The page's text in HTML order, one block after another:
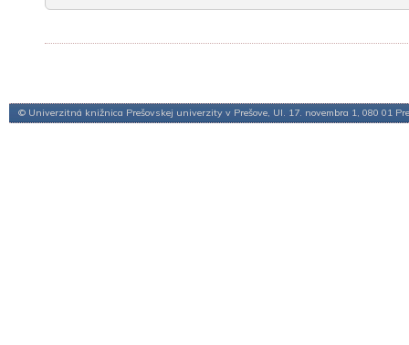
© Univerzitná knižnica Prešovskej univerzity v Prešove, Ul. 17. novembra 1, 080 01